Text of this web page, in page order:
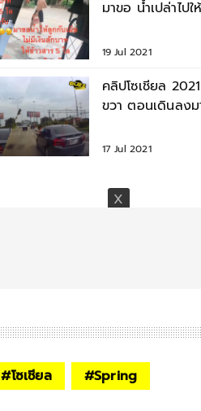
มาขอ น้ำเปล่าไป
19 Jul 2021
คลิปโซเชียล
ขวา ตอนเดินลง
17 Jul 2021
#โซเชียล #Spring